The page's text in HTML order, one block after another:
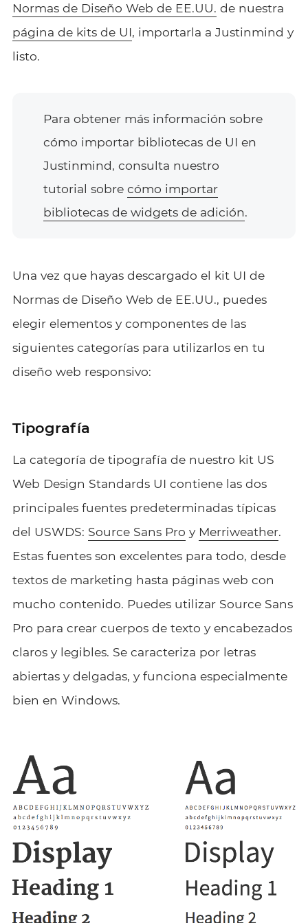
Normas de Diseño Web de EE.UU. de nuestra
página de kits de UI, importarla a Justinmind y
listo.
Para obtener más información sobre
cómo importar bibliotecas de UI en
Justinmind, consulta nuestro
tutorial sobre cómo importar
bibliotecas de widgets de adición.
Una vez que hayas descargado el kit UI de
Normas de Diseño Web de EE.UU., puedes
elegir elementos y componentes de las
siguientes categorías para utilizarlos en tu
diseño web responsivo:
Tipografía
La categoría de tipografía de nuestro kit US
Web Design Standards UI contiene las dos
principales fuentes predeterminadas típicas
del USWDS: Source Sans Pro y Merriweather.
Estas fuentes son excelentes para todo, desde
textos de marketing hasta páginas web con
mucho contenido. Puedes utilizar Source Sans
Pro para crear cuerpos de texto y encabezados
claros y legibles. Se caracteriza por letras
abiertas y delgadas, y funciona especialmente
bien en Windows.